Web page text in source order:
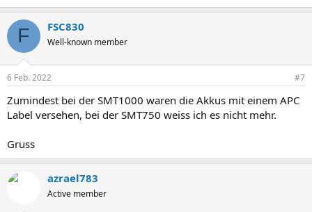
F FSC830
Well-known member
6 Feb. 2022 #7
Zumindest bei der SMT1000 waren die Akkus mit einem APC
Label versehen, bei der SMT750 weiss ich es nicht mehr.
Gruss
azrael783
Active member